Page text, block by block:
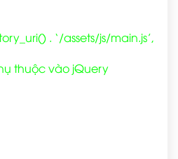
. ‘/assets/js/main.js’,
thuộc vào jQuery